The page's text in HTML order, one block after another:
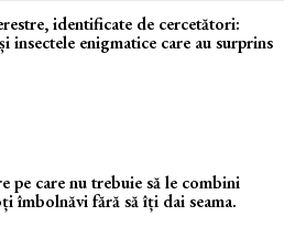
identificate de cercetători:
insectele enigmatice care au surprins
pe care nu trebuie să le combini
îmbolnăvi fără să îți dai seama.